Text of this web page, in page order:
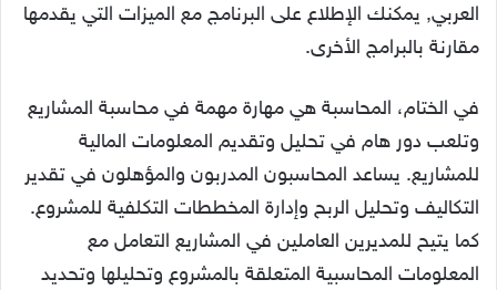
العربي, يمكنك الإطلاع على البرنامج مع الميزات التي يقدمها
مقارنة بالبرامج الأخرى.
في الختام، المحاسبة هي مهارة مهمة في محاسبة المشاريع
وتلعب دور هام في تحليل وتقديم المعلومات المالية
للمشاريع. يساعد المحاسبون المدربون والمؤهلون في تقدير
التكاليف وتحليل الربح وإدارة المخططات التكلفية للمشروع.
كما يتيح للمديرين العاملين في المشاريع التعامل مع
المعلومات المحاسبية المتعلقة بالمشروع وتحليلها وتحديد